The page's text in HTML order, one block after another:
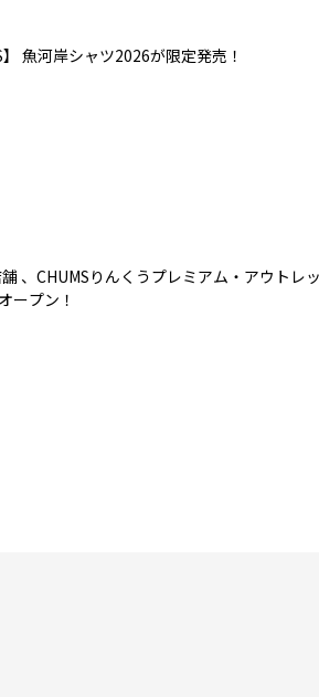
魚河岸シャツ2026が限定発売！
、CHUMSりんくうプレミアム・アウトレ
ープン！